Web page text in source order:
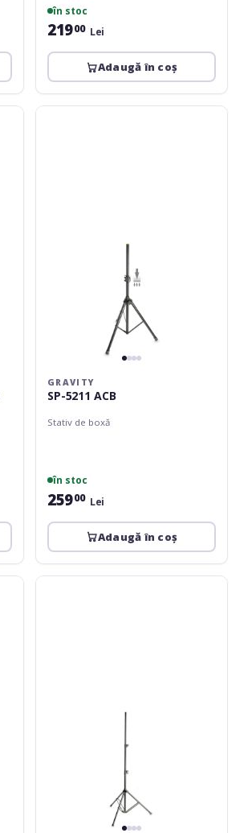
în stoc
21900 Lei
Adaugă în coș
Gravity
GRAVITY
SP-5211 ACB
Stativ de boxă
în stoc
25900 Lei
Adaugă în coș
Gravity